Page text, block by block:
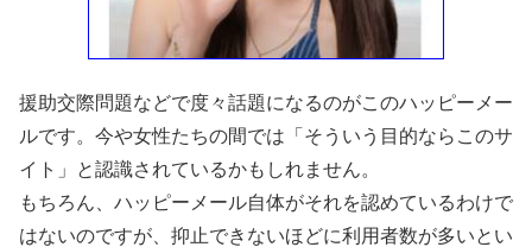
援助交際問題などで度々話題になるのがこのハッピーメー
ルです。今や女性たちの間では「そういう目的ならこのサ
イト」と認識されているかもしれません。
もちろん、ハッピーメール自体がそれを認めているわけで
はないのですが、抑止できないほどに利用者数が多いとい